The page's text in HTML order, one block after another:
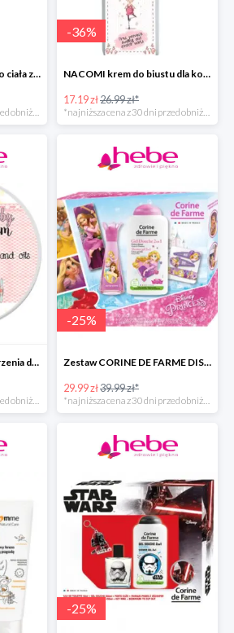
OILLAN MED+ balsam do ciała z kompleksem natłuszczającym
-36%
NACOMI krem do biustu dla kobiet w ciąży
17.19 zł26.99 zł*
NACOMI krem na odparzenia dla dzieci
-25%
Zestaw CORINE DE FARME DISNEY PRINCESS
29.99 zł39.99 zł*
-25%